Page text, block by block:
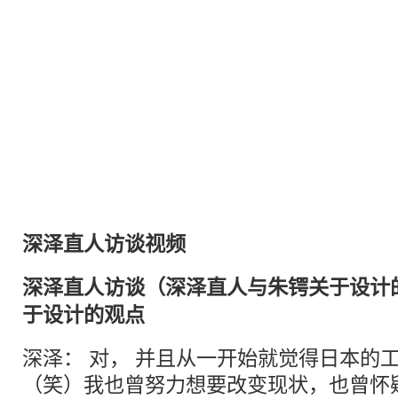
深泽直人访谈视频
深泽直人访谈 （深泽直人与朱锷关于设计
于设计的观点
深泽： 对， 并且从一开始就觉得日本的
（笑）我也曾努力想要改变现状，也曾